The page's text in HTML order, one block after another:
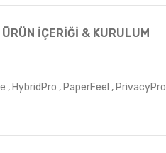
ÜRÜN İÇERIĞI & KURULUM
, HybridPro , PaperFeel , PrivacyPro